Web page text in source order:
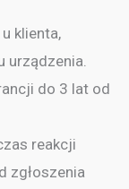
klienta,
urządzenia.
do 3 lat od
reakcji
zgłoszenia